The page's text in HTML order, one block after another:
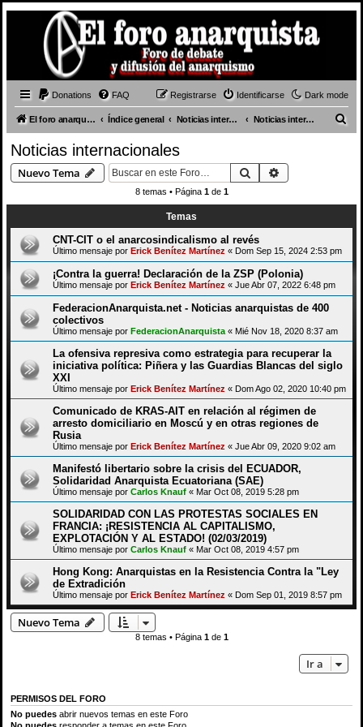
Dark mode
Donations FAQ Identificarse
Registrarse
El foro anarquista Índice general Noticias internacionales Noticias internacionales
Noticias internacionales
Nuevo Tema Buscar
8 temas • Página 1de 1
Temas
CNT-CIT o el anarcosindicalismo al revés
Último mensaje por Erick Benítez Martínez « Dom Sep 15, 2024 2:53 pm
¡Contra la guerra! Declaración de la ZSP (Polonia)
Último mensaje por Erick Benítez Martínez « Jue Abr 07, 2022 6:48 pm
FederacionAnarquista.net - Noticias anarquistas de 400
colectivos
Último mensaje por FederacionAnarquista « Mié Nov 18, 2020 8:37 am
La ofensiva represiva como estrategia para recuperar la
iniciativa política: Piñera y las Guardias Blancas del siglo
XXI
Último mensaje por Erick Benítez Martínez « Dom Ago 02, 2020 10:40 pm
Comunicado de KRAS-AIT en relación al régimen de
arresto domiciliario en Moscú y en otras regiones de
Rusia
Último mensaje por Erick Benítez Martínez « Jue Abr 09, 2020 9:02 am
Manifestó libertario sobre la crisis del ECUADOR,
Solidaridad Anarquista Ecuatoriana (SAE)
Último mensaje por Carlos Knauf « Mar Oct 08, 2019 5:28 pm
SOLIDARIDAD CON LAS PROTESTAS SOCIALES EN
FRANCIA: ¡RESISTENCIA AL CAPITALISMO,
EXPLOTACIÓN Y AL ESTADO! (02/03/2019)
Último mensaje por Carlos Knauf « Mar Oct 08, 2019 4:57 pm
Hong Kong: Anarquistas en la Resistencia Contra la "Ley
de Extradición
Último mensaje por Erick Benítez Martínez « Dom Sep 01, 2019 8:57 pm
Nuevo Tema
8 temas • Página 1de 1
Ir a
PERMISOS DEL FORO
No puedes abrir nuevos temas en este Foro